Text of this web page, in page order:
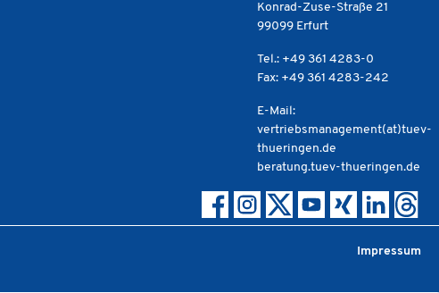
Konrad-Zuse-Straße 21
99099 Erfurt
Tel.: +49 361 4283-0
Fax: +49 361 4283-242
E-Mail:
vertriebsmanagement(at)tuev-
thueringen.de
beratung.tuev-thueringen.de
Impressum